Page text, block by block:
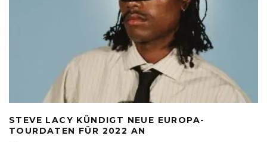
STEVE LACY KÜNDIGT NEUE EUROPA-
TOURDATEN FÜR 2022 AN